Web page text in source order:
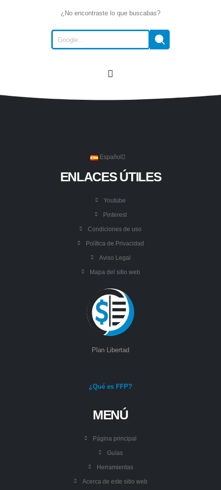
¿No encontraste lo que buscabas?
Español
ENLACES ÚTILES
Youtube
Pinterest
Condiciones de uso
Política de Privacidad
Aviso Legal
Mapa del sitio web
Plan Libertad
¿Qué es FFP?
MENÚ
Página principal
Guías
Herramientas
Acerca de este sitio web